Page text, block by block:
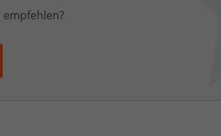
empfehlen?